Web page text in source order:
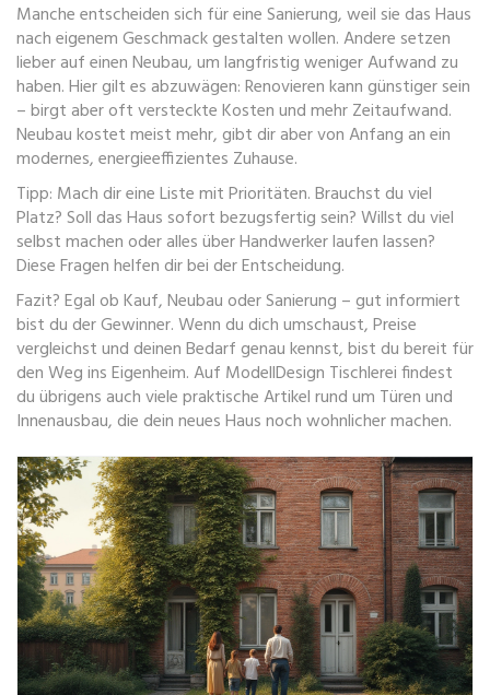
Manche entscheiden sich für eine Sanierung, weil sie das Haus
nach eigenem Geschmack gestalten wollen. Andere setzen
lieber auf einen Neubau, um langfristig weniger Aufwand zu
haben. Hier gilt es abzuwägen: Renovieren kann günstiger sein
– birgt aber oft versteckte Kosten und mehr Zeitaufwand.
Neubau kostet meist mehr, gibt dir aber von Anfang an ein
modernes, energieeffizientes Zuhause.
Tipp: Mach dir eine Liste mit Prioritäten. Brauchst du viel
Platz? Soll das Haus sofort bezugsfertig sein? Willst du viel
selbst machen oder alles über Handwerker laufen lassen?
Diese Fragen helfen dir bei der Entscheidung.
Fazit? Egal ob Kauf, Neubau oder Sanierung – gut informiert
bist du der Gewinner. Wenn du dich umschaust, Preise
vergleichst und deinen Bedarf genau kennst, bist du bereit für
den Weg ins Eigenheim. Auf ModellDesign Tischlerei findest
du übrigens auch viele praktische Artikel rund um Türen und
Innenausbau, die dein neues Haus noch wohnlicher machen.